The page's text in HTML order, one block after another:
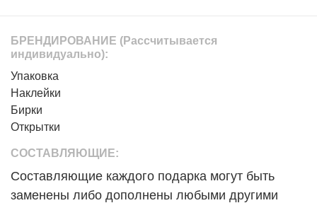
БРЕНДИРОВАНИЕ (Рассчитывается
индивидуально):
Упаковка
Наклейки
Бирки
Открытки
СОСТАВЛЯЮЩИЕ:
Составляющие каждого подарка могут быть
заменены либо дополнены любыми другими
Перезвоните мне!
Оставить отзыв
Готово!
Для доступа на сайт необходимо